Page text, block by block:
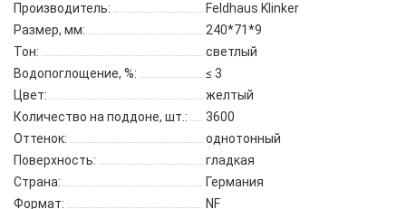
Производитель:
Feldhaus Klinker
Размер, мм:
240*71*9
Тон:
светлый
Водопоглощение, %:
≤ 3
Цвет:
желтый
Количество на поддоне, шт.:
3600
Оттенок:
однотонный
Поверхность:
гладкая
Страна:
Германия
Формат:
NF